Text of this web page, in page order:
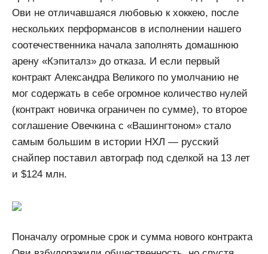
Ови не отличавшаяся любовью к хоккею, после
нескольких перформансов в исполнении нашего
соотечественника начала заполнять домашнюю
арену «Кэпиталз» до отказа. И если первый
контракт Александра Великого по умолчанию не
мог содержать в себе огромное количество нулей
(контракт новичка ограничен по сумме), то второе
соглашение Овечкина с «Вашингтоном» стало
самым большим в истории НХЛ — русский
снайпер поставил автограф под сделкой на 13 лет
и $124 млн.
Поначалу огромные срок и сумма нового контракта